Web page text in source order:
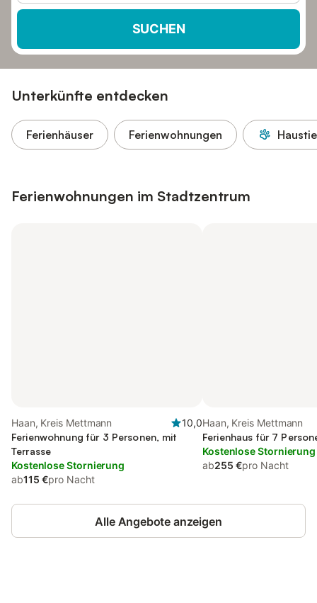
SUCHEN
Unterkünfte entdecken
Ferienhäuser Ferienwohnungen
Ferienwohnungen im Stadtzentrum
Haan, Kreis Mettmann
10,0
Ferienwohnung für 3 Personen, mit
Terrasse
Kostenlose Stornierung
ab115 €pro Nacht
Haan, Kreis Mettmann
Ferienhaus für 7
Kostenlose Stornierung
ab255 €pro Nacht
Alle Angebote anzeigen